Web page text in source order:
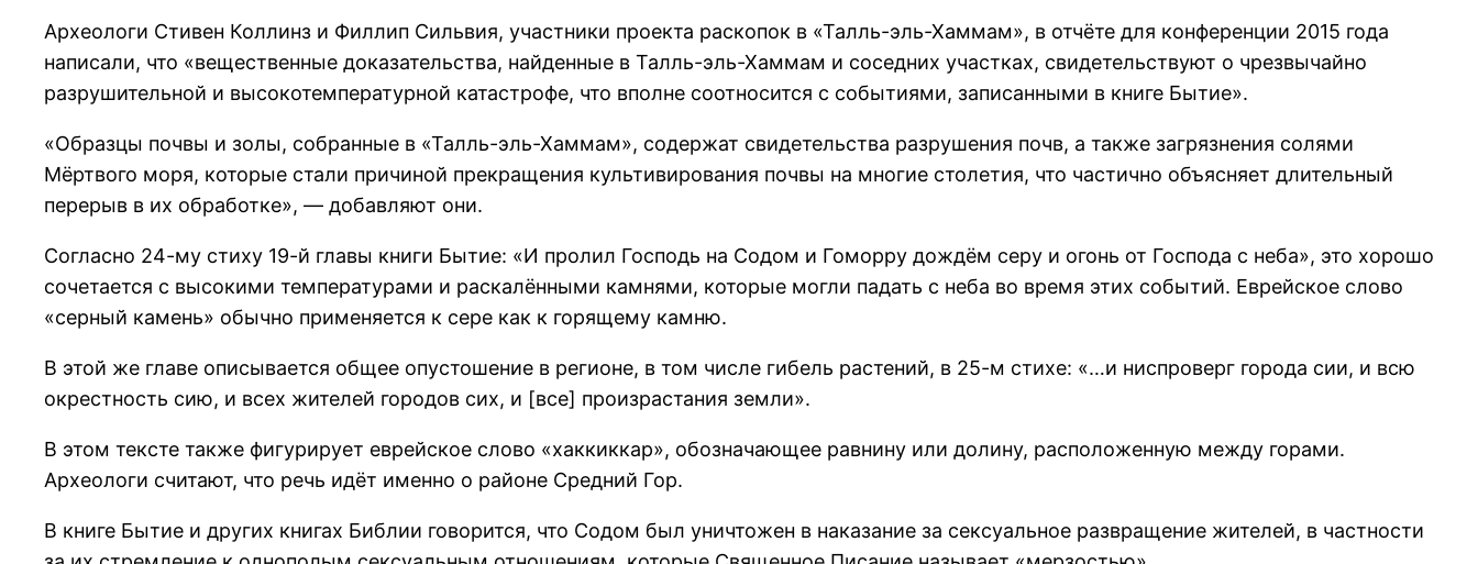
Археологи Стивен Коллинз и Филлип Сильвия, участники проекта раскопок в «Талль-эль-Хаммам», в отчёте для конференции 2015 года
написали, что «вещественные доказательства, найденные в Талль-эль-Хаммам и соседних участках, свидетельствуют о чрезвычайно
разрушительной и высокотемпературной катастрофе, что вполне соотносится с событиями, записанными в книге Бытие».
«Образцы почвы и золы, собранные в «Талль-эль-Хаммам», содержат свидетельства разрушения почв, а также загрязнения солями
Мёртвого моря, которые стали причиной прекращения культивирования почвы на многие столетия, что частично объясняет длительный
перерыв в их обработке», — добавляют они.
Согласно 24-му стиху 19-й главы книги Бытие: «И пролил Господь на Содом и Гоморру дождём серу и огонь от Господа с неба», это хорошо
сочетается с высокими температурами и раскалёнными камнями, которые могли падать с неба во время этих событий. Еврейское слово
«серный камень» обычно применяется к сере как к горящему камню.
В этой же главе описывается общее опустошение в регионе, в том числе гибель растений, в 25-м стихе: «…и ниспроверг города сии, и всю
окрестность сию, и всех жителей городов сих, и [все] произрастания земли».
В этом тексте также фигурирует еврейское слово «хаккиккар», обозначающее равнину или долину, расположенную между горами.
Археологи считают, что речь идёт именно о районе Средний Гор.
В книге Бытие и других книгах Библии говорится, что Содом был уничтожен в наказание за сексуальное развращение жителей, в частности